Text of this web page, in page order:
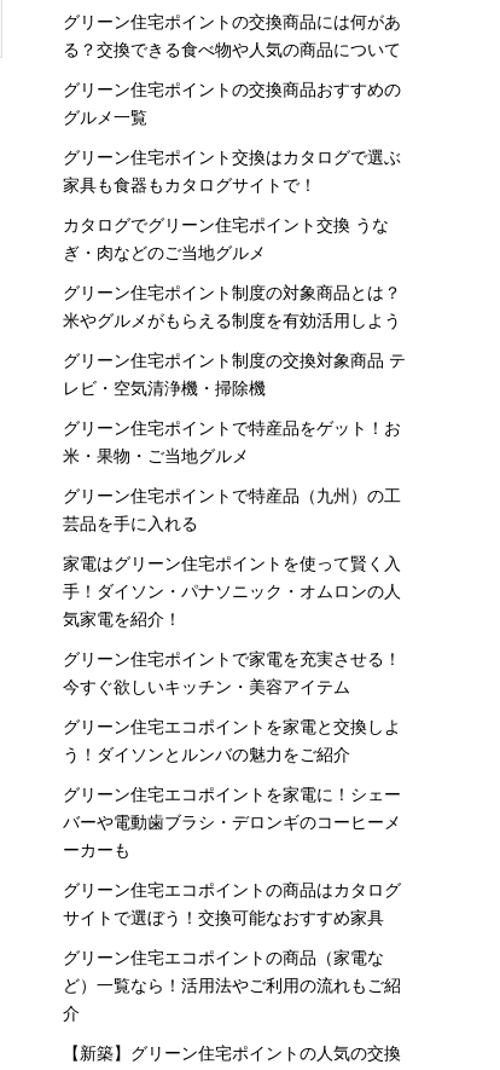
グリーン住宅ポイントの交換商品には何があ
る？交換できる食べ物や人気の商品について
グリーン住宅ポイントの交換商品おすすめの
グルメ一覧
グリーン住宅ポイント交換はカタログで選ぶ
家具も食器もカタログサイトで！
カタログでグリーン住宅ポイント交換 うな
ぎ・肉などのご当地グルメ
グリーン住宅ポイント制度の対象商品とは？
米やグルメがもらえる制度を有効活用しよう
グリーン住宅ポイント制度の交換対象商品 テ
レビ・空気清浄機・掃除機
グリーン住宅ポイントで特産品をゲット！お
米・果物・ご当地グルメ
グリーン住宅ポイントで特産品（九州）の工
芸品を手に入れる
家電はグリーン住宅ポイントを使って賢く入
手！ダイソン・パナソニック・オムロンの人
気家電を紹介！
グリーン住宅ポイントで家電を充実させる！
今すぐ欲しいキッチン・美容アイテム
グリーン住宅エコポイントを家電と交換しよ
う！ダイソンとルンバの魅力をご紹介
グリーン住宅エコポイントを家電に！シェー
バーや電動歯ブラシ・デロンギのコーヒーメ
ーカーも
グリーン住宅エコポイントの商品はカタログ
サイトで選ぼう！交換可能なおすすめ家具
グリーン住宅エコポイントの商品（家電な
ど）一覧なら！活用法やご利用の流れもご紹
介
【新築】グリーン住宅ポイントの人気の交換